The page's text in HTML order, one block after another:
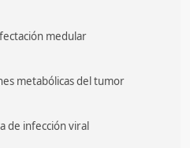
medular
metabólicas del tumor
de infección viral